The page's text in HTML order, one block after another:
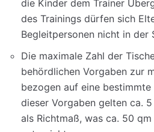
die Kinder dem Trainer
des Trainings dürfen sich
Begleitpersonen nicht in der
Die maximale Zahl der
behördlichen Vorgaben zur
bezogen auf eine bestimmte
dieser Vorgaben gelten ca.
als Richtmaß, was ca. 50